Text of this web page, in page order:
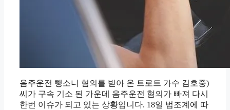
음주운전 뺑소니 혐의를 받아 온 트로트 가수 김호중)
씨가 구속 기소 된 가운데 음주운전 혐의가 빠져 다시
한번 이슈가 되고 있는 상황입니다. 18일 법조계에 따